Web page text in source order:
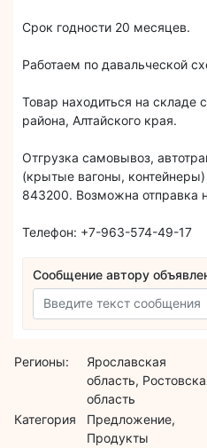
Срок годности 20 месяцев.
Работаем по давальческой
Товар находиться на складе
района, Алтайского края.
Отгрузка самовывоз,
(крытые вагоны,
843200. Возможна отправка
Телефон: +7-963-574-49-17
Сообщение автору
Регионы:
Ярославская
область,
область
Категория
Предложение,
Продукты